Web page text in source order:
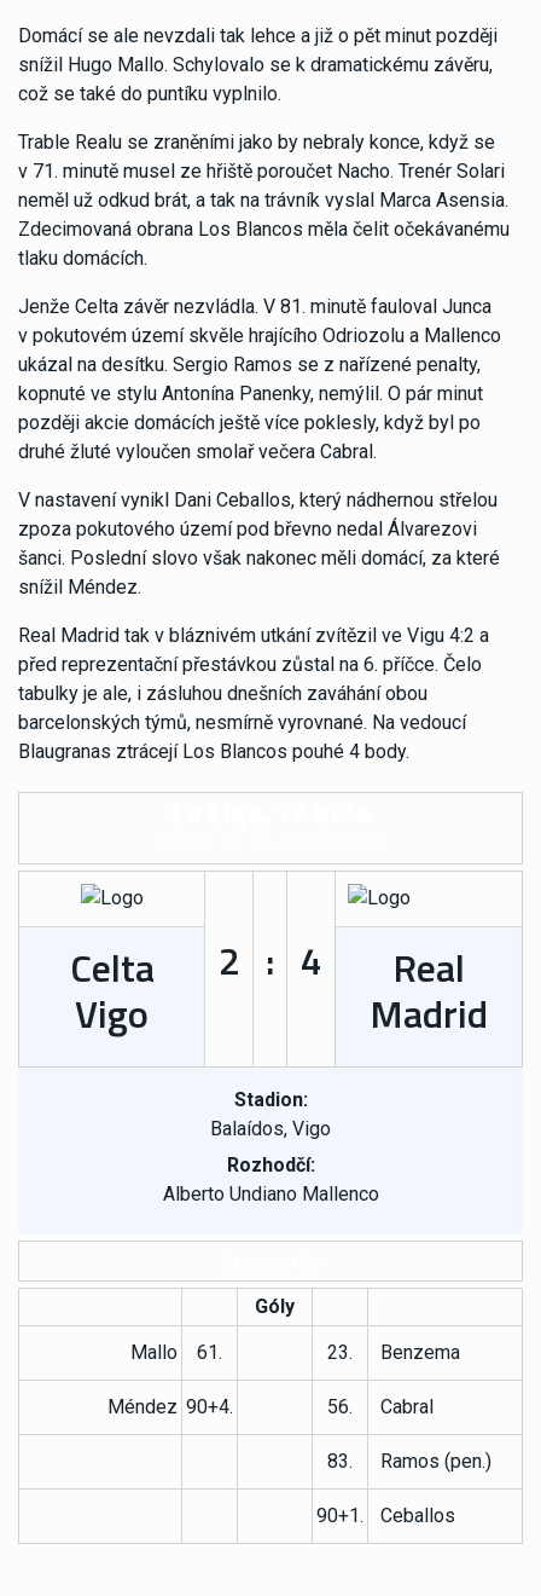
Domácí se ale nevzdali tak lehce a již o pět minut později
snížil Hugo Mallo. Schylovalo se k dramatickému závěru,
což se také do puntíku vyplnilo.
Trable Realu se zraněními jako by nebraly konce, když se
v 71. minutě musel ze hřiště poroučet Nacho. Trenér Solari
neměl už odkud brát, a tak na trávník vyslal Marca Asensia.
Zdecimovaná obrana Los Blancos měla čelit očekávanému
tlaku domácích.
Jenže Celta závěr nezvládla. V 81. minutě fauloval Junca
v pokutovém území skvěle hrajícího Odriozolu a Mallenco
ukázal na desítku. Sergio Ramos se z nařízené penalty,
kopnuté ve stylu Antonína Panenky, nemýlil. O pár minut
později akcie domácích ještě více poklesly, když byl po
druhé žluté vyloučen smolař večera Cabral.
V nastavení vynikl Dani Ceballos, který nádhernou střelou
zpoza pokutového území pod břevno nedal Álvarezovi
šanci. Poslední slovo však nakonec měli domácí, za které
snížil Méndez.
Real Madrid tak v bláznivém utkání zvítězil ve Vigu 4:2 a
před reprezentační přestávkou zůstal na 6. příčce. Čelo
tabulky je ale, i zásluhou dnešních zaváhání obou
barcelonských týmů, nesmírně vyrovnané. Na vedoucí
Blaugranas ztrácejí Los Blancos pouhé 4 body.
2 : 4
Celta
Vigo
Real
Madrid
Stadion:
Balaídos, Vigo
Rozhodčí:
Alberto Undiano Mallenco
Góly
Mallo
61. 23. Benzema
Méndez 90+4. 56. Cabral
83. Ramos (pen.)
90+1. Ceballos